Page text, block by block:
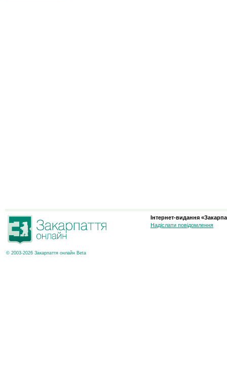
© 2003-2026 Закарпаття онлайн Beta
Інтернет-видання
Надіслати повідомлення